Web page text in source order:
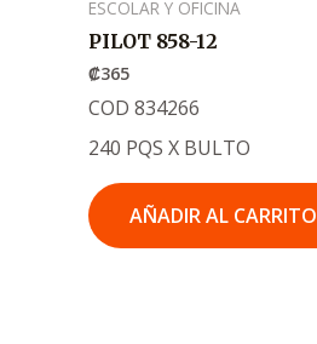
ESCOLAR Y OFICINA
PILOT 858-12
₡365
COD 834266
240 PQS X BULTO
AÑADIR AL CARRITO